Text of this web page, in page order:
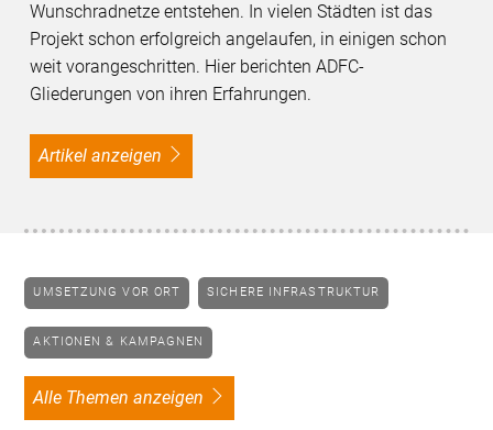
Wunschradnetze entstehen. In vielen Städten ist das
Projekt schon erfolgreich angelaufen, in einigen schon
weit vorangeschritten. Hier berichten ADFC-
Gliederungen von ihren Erfahrungen.
Artikel anzeigen
UMSETZUNG VOR ORT SICHERE INFRASTRUKTUR
AKTIONEN & KAMPAGNEN
alle Themen anzeigen